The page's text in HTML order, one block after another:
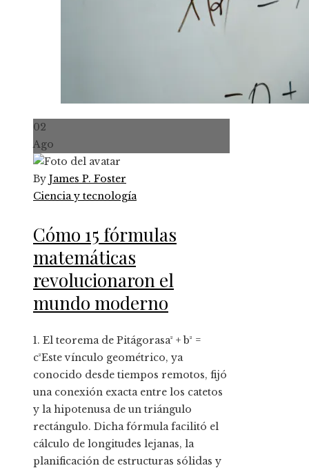
02
Ago
By James P. Foster
Ciencia y tecnología
Cómo 15 fórmulas
matemáticas
revolucionaron el
mundo moderno
1. El teorema de Pitágorasa² + b² =
c²Este vínculo geométrico, ya
conocido desde tiempos remotos, fijó
una conexión exacta entre los catetos
y la hipotenusa de un triángulo
rectángulo. Dicha fórmula facilitó el
cálculo de longitudes lejanas, la
planificación de estructuras sólidas y